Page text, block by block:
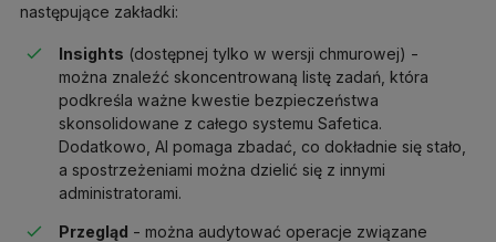
następujące zakładki:
Insights (dostępnej tylko w wersji chmurowej) -
można znaleźć skoncentrowaną listę zadań, która
podkreśla ważne kwestie bezpieczeństwa
skonsolidowane z całego systemu Safetica.
Dodatkowo, AI pomaga zbadać, co dokładnie się stało,
a spostrzeżeniami można dzielić się z innymi
administratorami.
Przegląd - można audytować operacje związane